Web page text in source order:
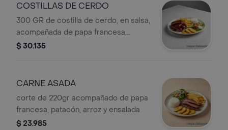
COSTILLAS DE CERDO
300 GR de costilla de cerdo, en salsa,
acompañada de papa francesa,
patacón, arroz y ensalada
$ 30.135
CARNE ASADA
corte de 220gr acompañado de papa
francesa, patacón, arroz y ensalada
$ 23.985